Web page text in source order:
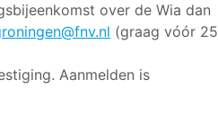
over de Wia dan
(graag vóór 25
Aanmelden is